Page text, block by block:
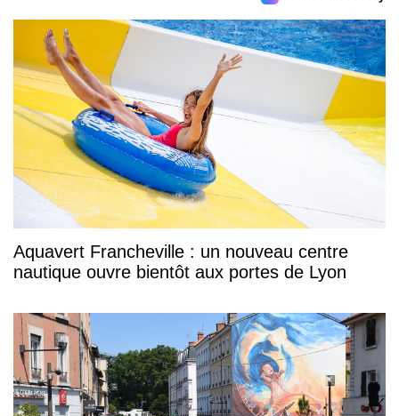
Aquavert Francheville : un nouveau centre
nautique ouvre bientôt aux portes de Lyon